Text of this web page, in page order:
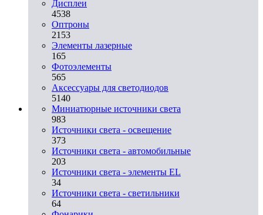
Дисплеи
4538
Оптроны
2153
Элементы лазерные
165
Фотоэлементы
565
Аксессуары для светодиодов
5140
Миниатюрные источники света
983
Источники света - освещение
373
Источники света - автомобильные
203
Источники света - элементы EL
34
Источники света - светильники
64